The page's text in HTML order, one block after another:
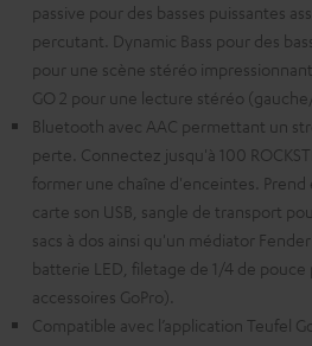
passive pour des basses puissantes
percutant. Dynamic Bass pour des
pour une scène stéréo
GO 2 pour une lecture stéréo
Bluetooth avec AAC permettant un
perte. Connectez jusqu'à 100
former une chaîne d'enceintes. Prend
carte son USB, sangle de transport
sacs à dos ainsi qu'un médiator
batterie LED, filetage de 1/4 de
accessoires GoPro).
Compatible avec l’application Teufel